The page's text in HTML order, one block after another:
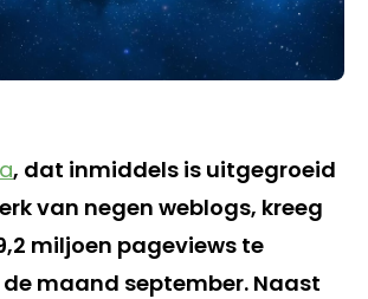
, dat inmiddels is uitgegroeid
van negen weblogs, kreeg
miljoen pageviews te
maand september. Naast